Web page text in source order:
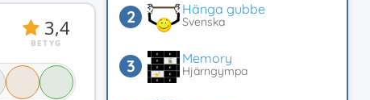
3,4
BETYG
Hänga gubbe
Svenska
Memory
Hjärngympa